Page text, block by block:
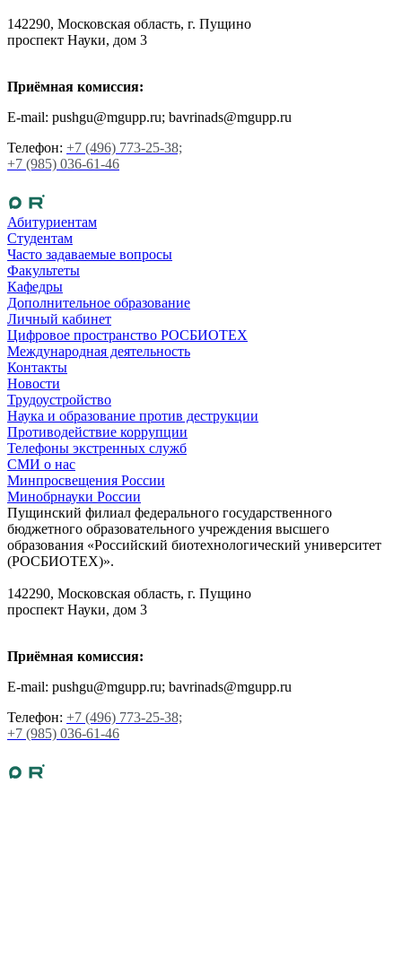
142290, Московская область, г. Пущино
проспект Науки, дом 3
Приёмная комиссия:
E-mail: pushgu@mgupp.ru; bavrinads@mgupp.ru
Телефон: +7 (496) 773-25-38;
+7 (985) 036-61-46
Абитуриентам
Студентам
Часто задаваемые вопросы
Факультеты
Кафедры
Дополнительное образование
Личный кабинет
Цифровое пространство РОСБИОТЕХ
Международная деятельность
Контакты
Новости
Трудоустройство
Наука и образование против деструкции
Противодействие коррупции
Телефоны экстренных служб
СМИ о нас
Минпросвещения России
Минобрнауки России
Пущинский филиал федерального государственного
бюджетного образовательного учреждения высшего
образования «Российский биотехнологический университет
(РОСБИОТЕХ)».
142290, Московская область, г. Пущино
проспект Науки, дом 3
Приёмная комиссия:
E-mail: pushgu@mgupp.ru; bavrinads@mgupp.ru
Телефон: +7 (496) 773-25-38;
+7 (985) 036-61-46